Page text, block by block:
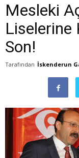
Mesleki
Liselerine
Son!
Tarafından İskenderun